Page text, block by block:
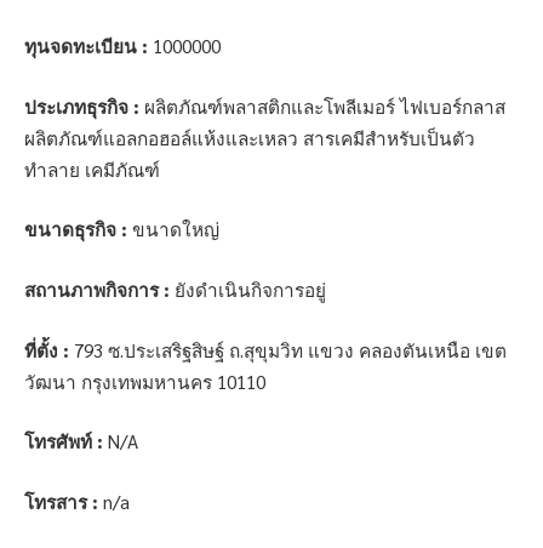
ทุนจดทะเบียน : 1000000
ประเภทธุรกิจ : ผลิตภัณฑ์พลาสติกและโพลีเมอร์ ไฟเบอร์กลาส
ผลิตภัณฑ์แอลกอฮอล์แห้งและเหลว สารเคมีสำหรับเป็นตัว
ทำลาย เคมีภัณฑ์
ขนาดธุรกิจ : ขนาดใหญ่
สถานภาพกิจการ : ยังดำเนินกิจการอยู่
ที่ตั้ง : 793 ซ.ประเสริฐสิษฐ์ ถ.สุขุมวิท แขวง คลองตันเหนือ เขต
วัฒนา กรุงเทพมหานคร 10110
โทรศัพท์ : N/A
โทรสาร : n/a